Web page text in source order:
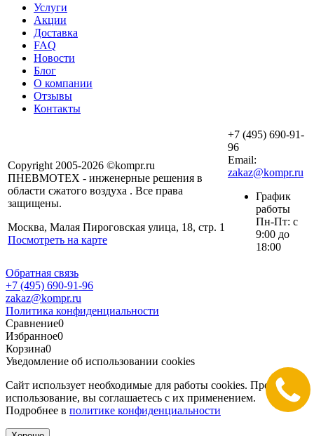
Услуги
Акции
Доставка
FAQ
Новости
Блог
О компании
Отзывы
Контакты
Copyright 2005-2026 ©kompr.ru
ПНЕВМОТЕХ - инженерные решения в
области сжатого воздуха . Все права
защищены.
Москва, Малая Пироговская улица, 18, стр. 1
Посмотреть на карте
+7 (495) 690-91-
96
Email:
zakaz@kompr.ru
График
работы
Пн-Пт: с
9:00 до
18:00
Обратная связь
+7 (495) 690-91-96
zakaz@kompr.ru
Политика конфиденциальности
Сравнение0
Избранное0
Корзина0
Уведомление об использовании cookies
Сайт использует необходимые для работы cookies. Продолжая
использование, вы соглашаетесь с их применением.
Подробнее в политике конфиденциальности